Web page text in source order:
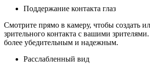
Поддержание контакта глаз
Смотрите прямо в камеру, чтобы создать
зрительного контакта с вашими
более убедительным и надежным.
Расслабленный вид